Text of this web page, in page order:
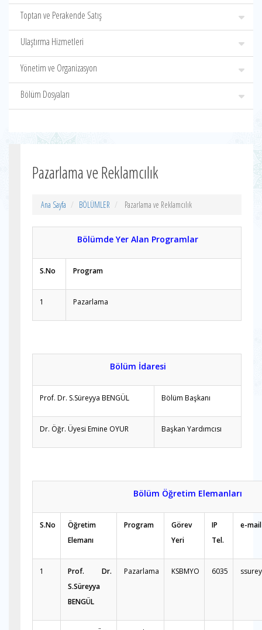
Toptan ve Perakende Satış
Ulaştırma Hizmetleri
Yönetim ve Organizasyon
Bölüm Dosyaları
Pazarlama ve Reklamcılık
Ana Sayfa BÖLÜMLER Pazarlama ve Reklamcılık
Bölümde Yer Alan Programlar
S.No Program
1 Pazarlama
Bölüm İdaresi
Prof. Dr. S.Süreyya BENGÜL Bölüm Başkanı
Dr. Öğr. Üyesi Emine OYUR Başkan Yardımcısı
Bölüm Öğretim Elemanları
S.No
Öğretim
Elemanı
Program
Görev
Yeri
IP
Tel.
e-mail
1
Prof. Dr.
S.Süreyya
BENGÜL
Pazarlama KSBMYO 6035